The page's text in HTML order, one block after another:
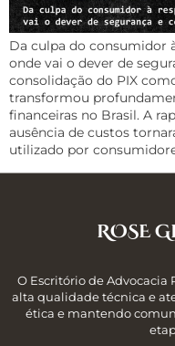
Da culpa do consumidor
onde vai o dever de
consolidação do PIX
transformou
financeiras no Brasil. A
ausência de custos
utilizado por
ROSE
O Escritório de Advocacia
alta qualidade técnica e
ética e mantendo